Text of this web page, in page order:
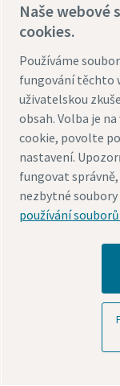
Právní upozornění
Přizpůsobit
Objevte, jak
technologie,
Navštivte
Naše webové
cookies.
Používáme
fungování těchto
uživatelskou
obsah. Volba je
cookie, povolte
nastavení.
fungovat
nezbytné soubory
používání